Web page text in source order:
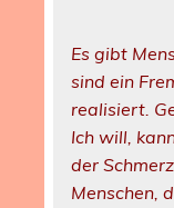
Es gibt
sind ein
realisiert.
Ich will,
der
Menschen,